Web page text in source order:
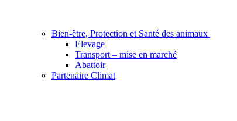
Bien-être, Protection et Santé des animaux
Elevage
Transport – mise en marché
Abattoir
Partenaire Climat